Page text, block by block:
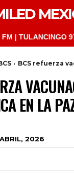
97.1
BCS refuerza
EN LA
2026